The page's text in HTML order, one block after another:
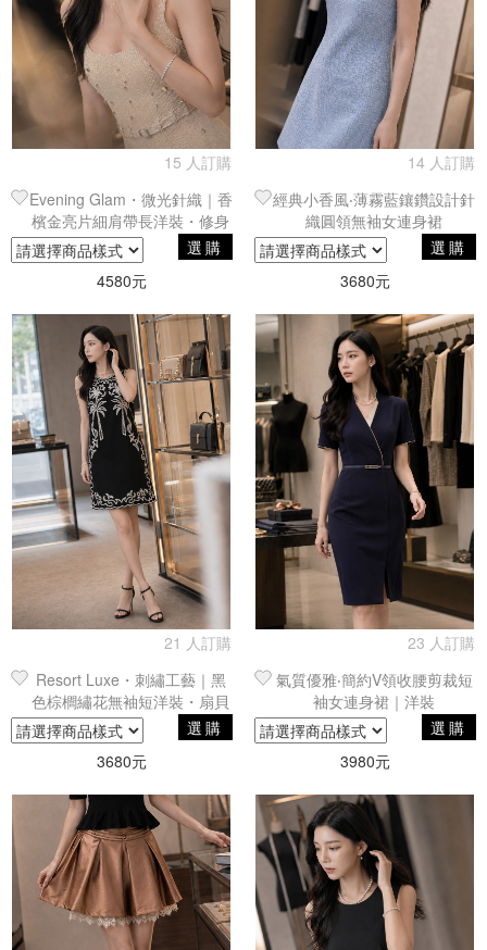
15 人訂購
Evening Glam・微光針織｜香
檳金亮片細肩帶長洋裝・修身
腰帶剪裁
選購
4580元
14 人訂購
經典小香風‧薄霧藍鑲鑽設計針
織圓領無袖女連身裙
選購
3680元
21 人訂購
Resort Luxe・刺繡工藝｜黑
色棕櫚繡花無袖短洋裝・扇貝
邊剪裁
選購
3680元
23 人訂購
氣質優雅‧簡約V領收腰剪裁短
袖女連身裙｜洋裝
選購
3980元